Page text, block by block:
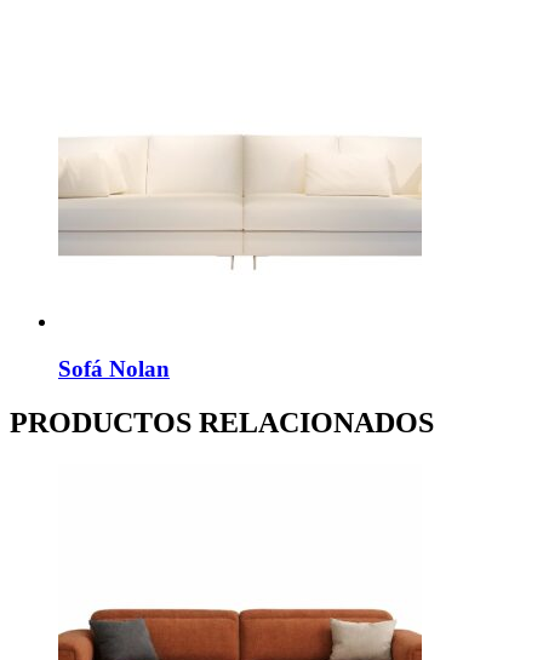
Sofá Nolan
PRODUCTOS RELACIONADOS